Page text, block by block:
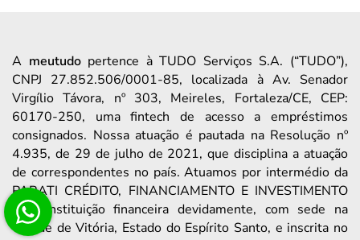
A meutudopertence à TUDO Serviços S.A. (“TUDO”),
CNPJ 27.852.506/0001-85, localizada à Av. Senador
Virgílio Távora, nº 303, Meireles, Fortaleza/CE, CEP:
60170-250, uma fintech de acesso a empréstimos
consignados. Nossa atuação é pautada na Resolução nº
4.935, de 29 de julho de 2021, que disciplina a atuação
de correspondentes no país. Atuamos por intermédio da
PARATI CRÉDITO, FINANCIAMENTO E INVESTIMENTO
S/A, instituição financeira devidamente, com sede na
Cidade de Vitória, Estado do Espírito Santo, e inscrita no